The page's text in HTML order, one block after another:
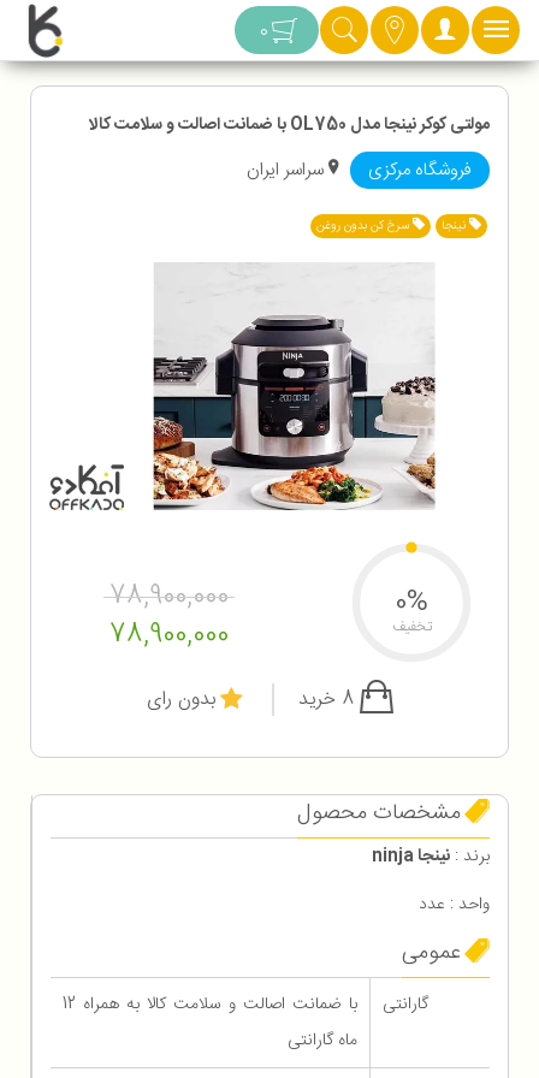
دسته بندی 0
مولتی کوکر نینجا مدل OL750 با ضمانت اصالت و سلامت کالا
فروشگاه مرکزی سراسر ایران
نینجا سرخ کن بدون روغن
78,900,000
78,900,000
0%
تخفیف
8 خرید بدون رای
مشخصات محصول
برند : نینجا ninja
واحد : عدد
عمومی
گارانتی
با ضمانت اصالت و سلامت کالا به همراه 12
ماه گارانتی